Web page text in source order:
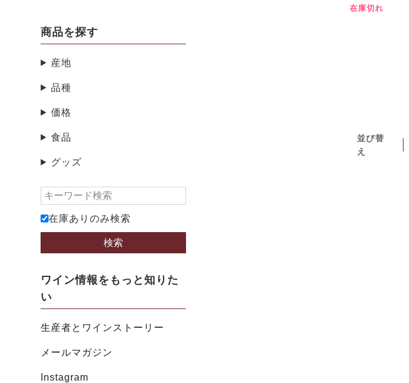
商品を探す
産地
品種
価格
食品
グッズ
在庫ありのみ検索
検索
ワイン情報をもっと知りた
い
生産者とワインストーリー
メールマガジン
Instagram
在庫切れ
並び替
え